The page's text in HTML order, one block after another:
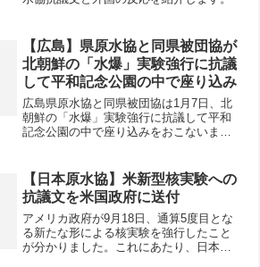
【広島】県原水協と同県被団協が
北朝鮮の「水爆」実験強行に抗議
して平和記念公園の中で座り込み
広島県原水協と同県被団協は1月7日、北
朝鮮の「水爆」実験強行に抗議して平和
記念公園の中で座り込みをおこないまし
止条約の交渉を開始することを求める」
と題する決議文を採択し...
【日本原水協】米新型核実験への
抗議文を米国政府に送付
アメリカ政府が9月18日、通算5度目とな
る新たな形による核実験を強行したこと
が分かりました。これにあたり、日本原